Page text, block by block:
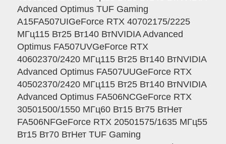
Advanced Optimus TUF Gaming
A15FA507UIGeForce RTX 40702175/2225
МГц115 Вт25 Вт140 ВтNVIDIA Advanced
Optimus FA507UVGeForce RTX
40602370/2420 МГц115 Вт25 Вт140 ВтNVIDIA
Advanced Optimus FA507UUGeForce RTX
40502370/2420 МГц115 Вт25 Вт140 ВтNVIDIA
Advanced Optimus FA506NCGeForce RTX
30501500/1550 МГц60 Вт15 Вт75 ВтНет
FA506NFGeForce RTX 20501575/1635 МГц55
Вт15 Вт70 ВтНет TUF Gaming